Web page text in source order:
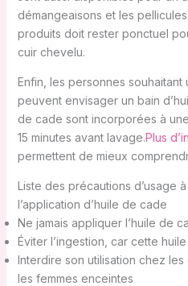
démangeaisons et les
produits doit rester ponctuel
cuir chevelu.
Enfin, les personnes
peuvent envisager un bain
de cade sont incorporées à
15 minutes avant lavage.Plus
permettent de mieux
Liste des précautions d’usage
l’application d’huile de cade
Ne jamais appliquer l’huile de
Éviter l’ingestion, car cette
Interdire son utilisation chez
les femmes enceintes